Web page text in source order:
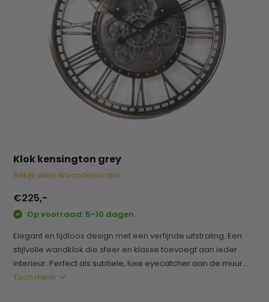
Klok kensington grey
Bekijk alles Woondecoratie
€225,-
Op voorraad: 5-10 dagen
Elegant en tijdloos design met een verfijnde uitstraling. Een
stijlvolle wandklok die sfeer en klasse toevoegt aan ieder
interieur. Perfect als subtiele, luxe eyecatcher aan de muur....
Toon meer